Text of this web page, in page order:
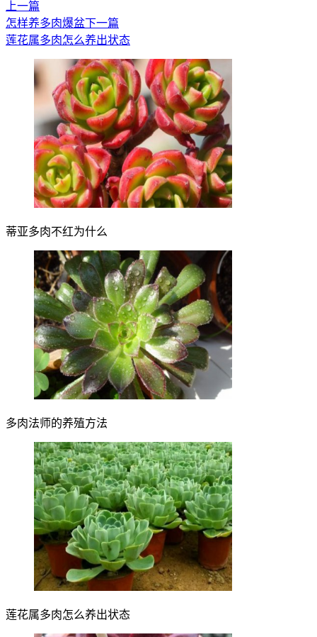
上一篇
怎样养多肉爆盆下一篇
莲花属多肉怎么养出状态
蒂亚多肉不红为什么
多肉法师的养殖方法
莲花属多肉怎么养出状态